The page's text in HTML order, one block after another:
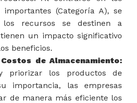
(Categoría A), se
los recursos se destinen a
un impacto significativo
beneficios.
de Almacenamiento:
priorizar los productos de
importancia, las empresas
de manera más eficiente los